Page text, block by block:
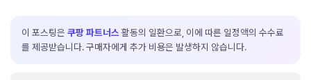
이 포스팅은 쿠팡 파트너스 활동의 일환으로, 이에 따른 일정액의 수수료
를 제공받습니다. 구매자에게 추가 비용은 발생하지 않습니다.